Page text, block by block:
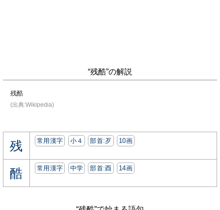
“残酷”の解説
残酷
(出典:Wikipedia)
残 常用漢字 小４ 部首:⽍ 10画
酷 常用漢字 中学 部首:⾣ 14画